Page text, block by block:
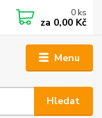
Menu
Hledat
0 ks
za 0,00 Kč